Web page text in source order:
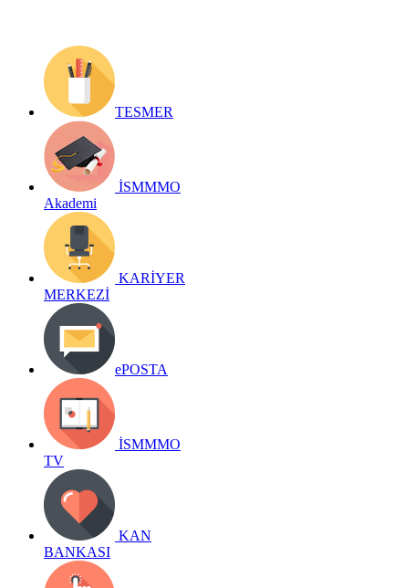
TESMER
İSMMMO
Akademi
KARİYER
MERKEZİ
ePOSTA
İSMMMO
TV
KAN
BANKASI